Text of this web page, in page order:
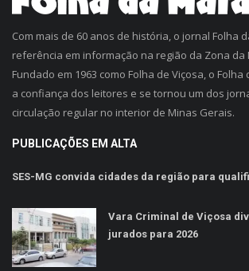
Com mais de 60 anos de história, o jornal Folha
referência em informação na região da Zona da
Fundado em 1963 como Folha de Viçosa, o
a confiança dos leitores e se tornou um dos
circulação regular no interior de Minas Gerais.
PUBLICAÇÕES EM ALTA
SES-MG convida cidades da região para
Vara Criminal de Viçosa
jurados para 2026